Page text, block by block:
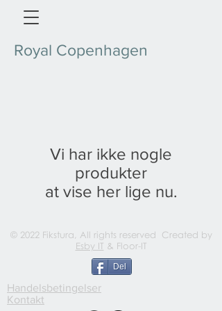
Royal Copenhagen
Vi har ikke nogle
produkter
at vise her lige nu.
© 2022 Fikstura, All rights reserved Created by
Esby IT & Floor-IT
Del
Handelsbetingelser
Kontakt